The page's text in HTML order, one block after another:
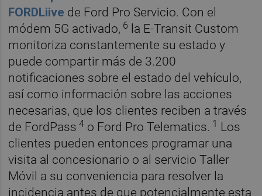
FORDLiive de Ford Pro Servicio. Con el
módem 5G activado, 6
la E-Transit Custom
monitoriza constantemente su estado y
puede compartir más de 3.200
notificaciones sobre el estado del vehículo,
así como información sobre las acciones
necesarias, que los clientes reciben a través
de FordPass 4 o Ford Pro Telematics. 1
Los
clientes pueden entonces programar una
visita al concesionario o al servicio Taller
Móvil a su conveniencia para resolver la
incidencia antes de que potencialmente esta